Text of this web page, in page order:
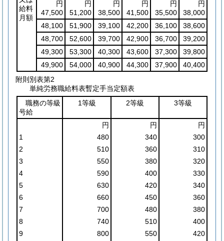
給料
月額
円
47,500
円
51,200
円
38,500
円
41,500
円
35,500
円
38,000
48,100
51,900 39,100 42,200 36,100
38,600
48,700
52,600 39,700 42,900 36,700
39,200
49,300
53,300 40,300 43,600 37,300
39,800
49,900
54,000 40,900 44,300 37,900
40,400
附則別表第2
単純労務職給料表暫定手当定額表
職務の等級
号給
1等級 2等級 3等級
円 円
円
1
480 340
300
2
510 360
310
3
550 380
320
4
590 400
330
5
630 420
340
6
660 450
360
7
700 480
380
8
740 510
400
9
800 550
420